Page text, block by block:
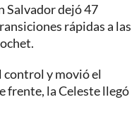
Salvador dejó 47
rápidas a las
control y movió el
frente, la Celeste llegó